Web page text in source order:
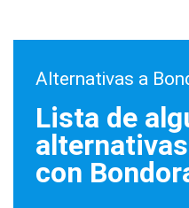
Alternativas a
Lista de
con